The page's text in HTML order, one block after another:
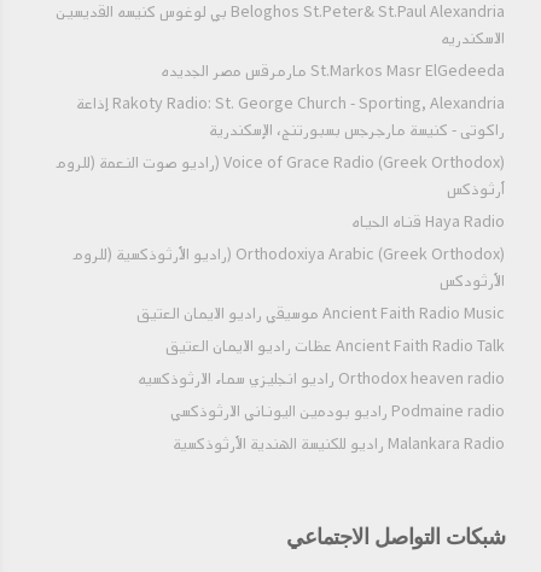
Beloghos St.Peter& St.Paul Alexandria بي لوغوس كنيسه القديسين
الاسكندريه
St.Markos Masr ElGedeeda مارمرقس مصر الجديده
Rakoty Radio: St. George Church - Sporting, Alexandria إذاعة
راكوتى - كنيسة مارجرجس بسبورتنج، الإسكندرية
Voice of Grace Radio (Greek Orthodox) (راديو صوت النعمة (للروم
أرثوذكس
Haya Radio قناه الحياه
Orthodoxiya Arabic (Greek Orthodox) (راديو الأرثوذكسية (للروم
الأرثودكس
Ancient Faith Radio Music موسيقي راديو الايمان العتيق
Ancient Faith Radio Talk عظات راديو الايمان العتيق
Orthodox heaven radio راديو انجليزي سماء الارثوذكسيه
Podmaine radio راديو بودمين اليوناني الارثوذكسي
Malankara Radio راديو للكنيسة الهندية الأرثوذكسية
شبكات التواصل الاجتماعي